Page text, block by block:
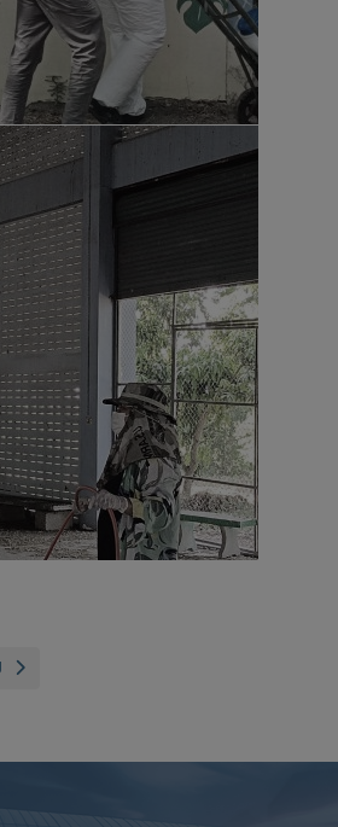
านปศุสัตว์อำเภอเมือฃอ่างทอง ร่วมกับ อง
ถัดไป: สำนักงานปศุสัตว์จังหวัดอ่างทอง กลุ่